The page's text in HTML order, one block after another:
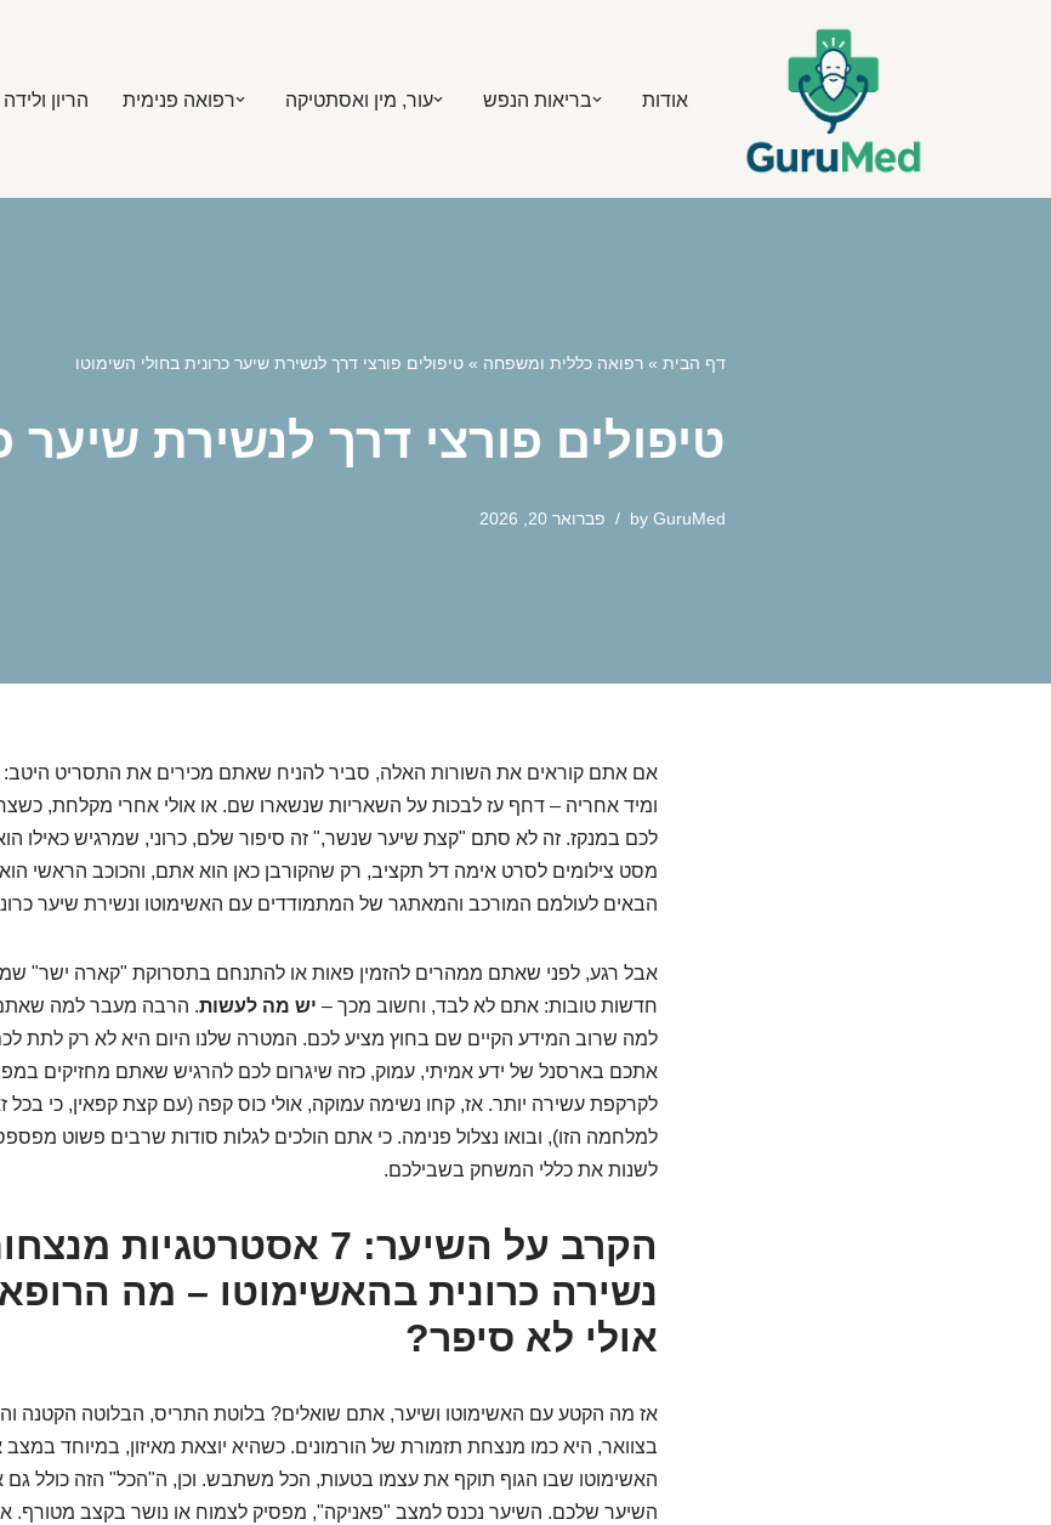
אודות בריאות הנפש עור, מין ואסתטיקה רפואה פנימית הריון ולידה
דף הבית » רפואה כללית ומשפחה » טיפולים פורצי דרך לנשירת שיער כרונית בחולי השימוטו
טיפולים פורצי דרך לנשירת שיער
by GuruMed פברואר 20, 2026
אם אתם קוראים את השורות האלה, סביר להניח שאתם מכירים את התסריט
ומיד אחריה – דחף עז לבכות על השאריות שנשארו שם. או אולי אחרי מקלחת,
לכם במנקז. זה לא סתם "קצת שיער שנשר," זה סיפור שלם, כרוני, שמרגיש כאילו
מסט צילומים לסרט אימה דל תקציב, רק שהקורבן כאן הוא אתם, והכוכב הראשי
הבאים לעולמם המורכב והמאתגר של המתמודדים עם האשימוטו ונשירת שיער
חדשות טובות: אתם לא לבד, וחשוב מכך – יש מה לעשות. הרבה מעבר למה שאתם
למה שרוב המידע הקיים שם בחוץ מציע לכם. המטרה שלנו היום היא לא רק לתת
אתכם בארסנל של ידע אמיתי, עמוק, כזה שיגרום לכם להרגיש שאתם מחזיקים
לקרקפת עשירה יותר. אז, קחו נשימה עמוקה, אולי כוס קפה (עם קצת קפאין, כי בכל
למלחמה הזו), ובואו נצלול פנימה. כי אתם הולכים לגלות סודות שרבים פשוט
לשנות את כללי המשחק בשבילכם.
הקרב על השיער: 7 אסטרטגיות
נשירה כרונית בהאשימוטו – מה
אולי לא סיפר?
אז מה הקטע עם האשימוטו ושיער, אתם שואלים? בלוטת התריס, הבלוטה הקטנה
בצוואר, היא כמו מנצחת תזמורת של הורמונים. כשהיא יוצאת מאיזון, במיוחד במצב
האשימוטו שבו הגוף תוקף את עצמו בטעות, הכל משתבש. וכן, ה"הכל" הזה כולל
השיער שלכם. השיער נכנס למצב "פאניקה", מפסיק לצמוח או נושר בקצב מטורף.